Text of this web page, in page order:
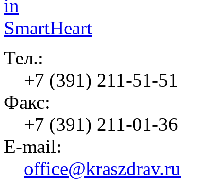
Тел.:
+7 (391) 211-51-51
Факс:
+7 (391) 211-01-36
E-mail:
office@kraszdrav.ru